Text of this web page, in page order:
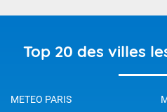
Top 20 des villes
METEO PARIS